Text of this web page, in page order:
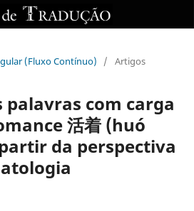
(Fluxo Contínuo)
/ Artigos
palavras com carga
活着 (huó
da perspectiva